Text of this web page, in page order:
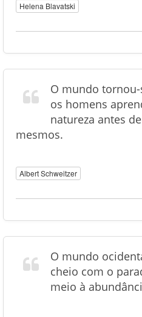
Helena Blavatski
O mundo
os homens
natureza antes
mesmos.
Albert Schweitzer
O mundo
cheio com o
meio à